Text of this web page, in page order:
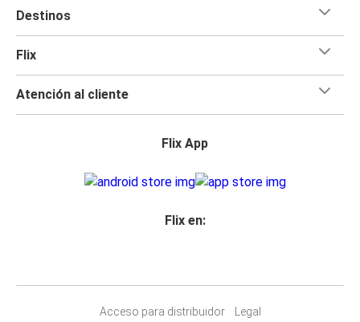
Destinos
Flix
Atención al cliente
Flix App
Flix en:
Acceso para distribuidor Legal